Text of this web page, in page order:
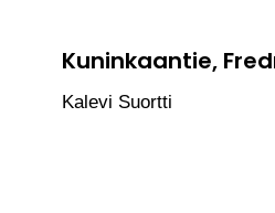
Kuninkaantie,
Kalevi Suortti